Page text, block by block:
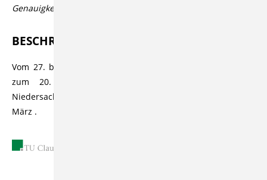
Genauigkeit bzw. Korrektheit, die aber variieren kann.
BESCHREIBUNG
Vom 27. bis zum 29. März 2000 fand an der TU Clausthal
zum 20. Mal "Jugend forscht - Landeswettbewerb
Niedersachsen" statt. Dies ist die Preisverleihung vom 29.
März .